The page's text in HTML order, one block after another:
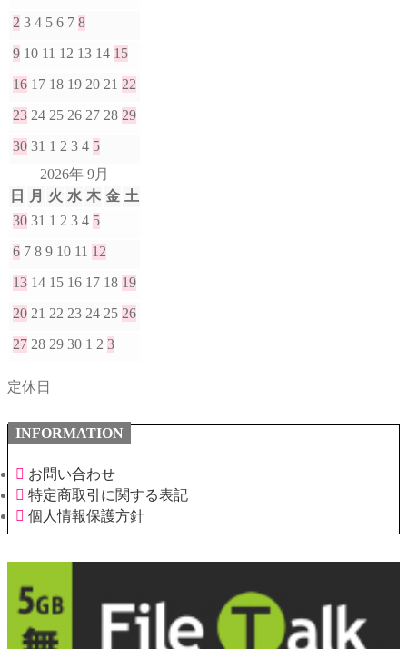
2 3 4 5 6 7 8
9 10 11 12 13 14 15
16 17 18 19 20 21 22
23 24 25 26 27 28 29
30 31 1 2 3 4 5
2026年 9月
日
月 火 水 木 金 土
30 31 1 2 3 4 5
6 7 8 9 10 11 12
13 14 15 16 17 18 19
20 21 22 23 24 25 26
27 28 29 30 1 2 3
定休日
INFORMATION
お問い合わせ
特定商取引に関する表記
個人情報保護方針